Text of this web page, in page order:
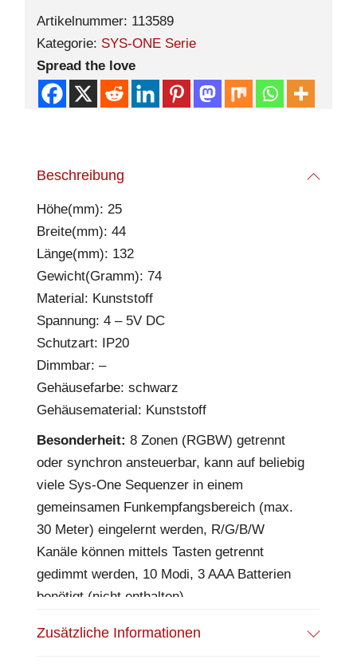
Artikelnummer: 113589
Kategorie: SYS-ONE Serie
Spread the love
Beschreibung
Höhe(mm): 25
Breite(mm): 44
Länge(mm): 132
Gewicht(Gramm): 74
Material: Kunststoff
Spannung: 4 – 5V DC
Schutzart: IP20
Dimmbar: –
Gehäusefarbe: schwarz
Gehäusematerial: Kunststoff
Besonderheit: 8 Zonen (RGBW) getrennt
oder synchron ansteuerbar, kann auf beliebig
viele Sys-One Sequenzer in einem
gemeinsamen Funkempfangsbereich (max.
30 Meter) eingelernt werden, R/G/B/W
Kanäle können mittels Tasten getrennt
gedimmt werden, 10 Modi, 3 AAA Batterien
benötigt (nicht enthalten)
Zusätzliche Informationen